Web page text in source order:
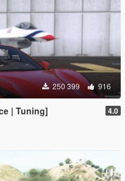
250 399 916
| Tuning] 4.0